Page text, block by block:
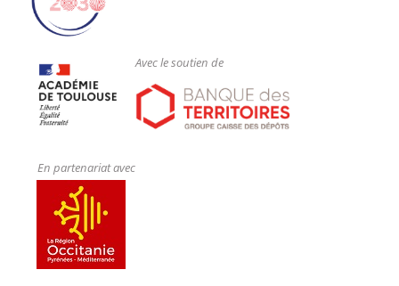
Avec le soutien de
En partenariat avec